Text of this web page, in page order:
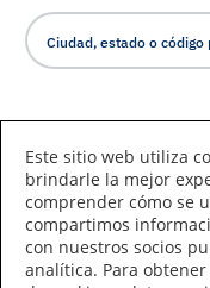
Este sitio web utiliza
brindarle la mejor
comprender cómo se
compartimos
con nuestros socios
analítica. Para